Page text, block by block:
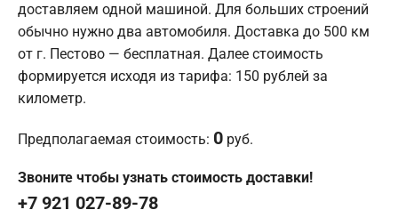
доставляем одной машиной. Для больших строений
обычно нужно два автомобиля. Доставка до 500 км
от г. Пестово — бесплатная. Далее стоимость
формируется исходя из тарифа: 150 рублей за
километр.
Предполагаемая стоимость: 0 руб.
Звоните чтобы узнать стоимость доставки!
+7 921 027-89-78